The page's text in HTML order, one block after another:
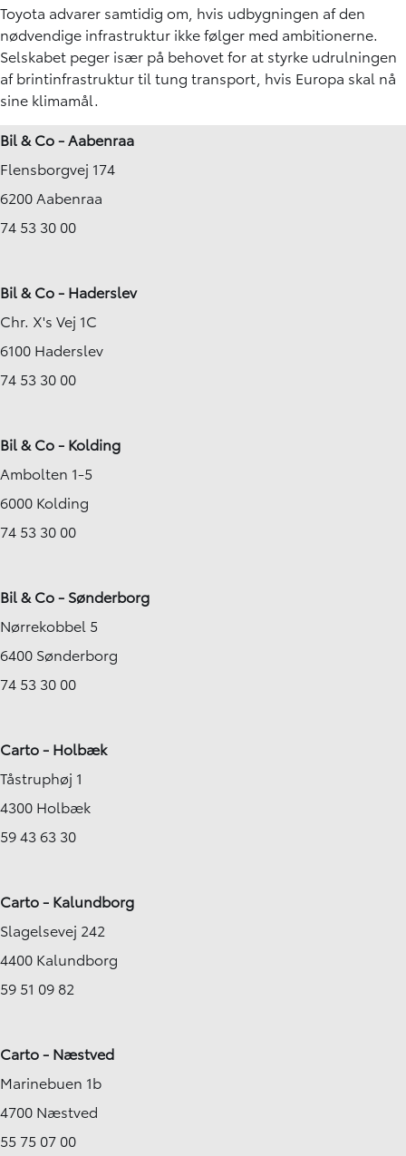
Toyota advarer samtidig om, hvis udbygningen af den
nødvendige infrastruktur ikke følger med ambitionerne.
Selskabet peger især på behovet for at styrke udrulningen
af brintinfrastruktur til tung transport, hvis Europa skal nå
sine klimamål.
Bil & Co - Aabenraa
Flensborgvej 174
6200 Aabenraa
74 53 30 00
Bil & Co - Haderslev
Chr. X's Vej 1C
6100 Haderslev
74 53 30 00
Bil & Co - Kolding
Ambolten 1-5
6000 Kolding
74 53 30 00
Bil & Co - Sønderborg
Nørrekobbel 5
6400 Sønderborg
74 53 30 00
Carto - Holbæk
Tåstruphøj 1
4300 Holbæk
59 43 63 30
Carto - Kalundborg
Slagelsevej 242
4400 Kalundborg
59 51 09 82
Carto - Næstved
Marinebuen 1b
4700 Næstved
55 75 07 00